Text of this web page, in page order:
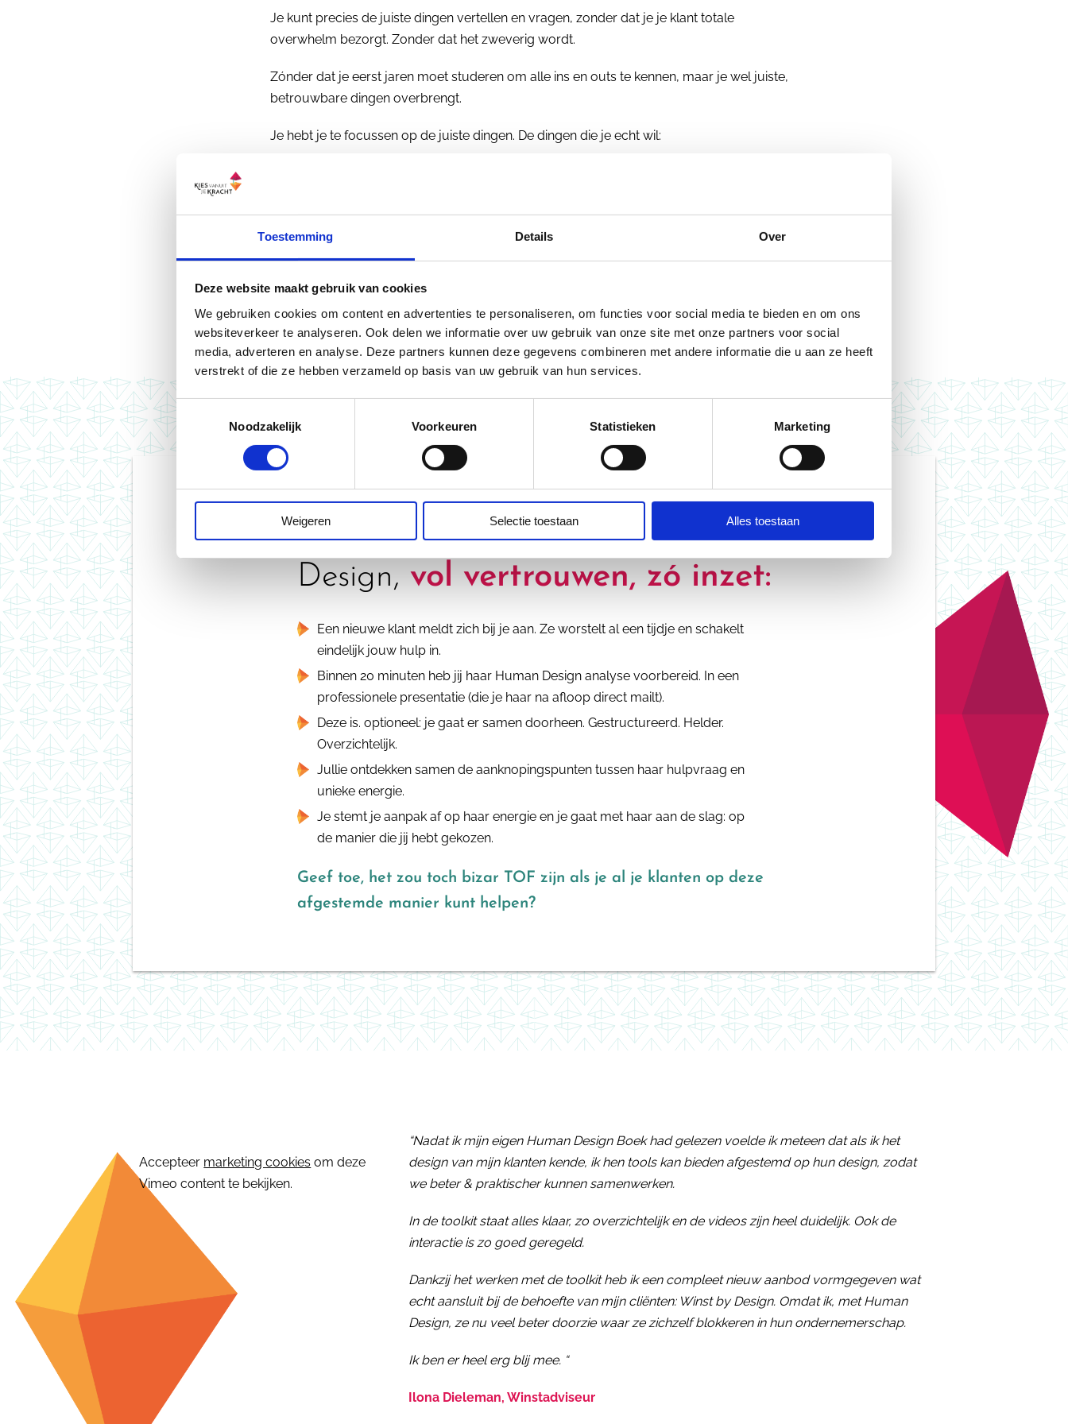
Toestemming Details Over
Deze website maakt gebruik van cookies
We gebruiken cookies om content en advertenties te personaliseren, om functies voor social media te bieden en om ons
websiteverkeer te analyseren. Ook delen we informatie over uw gebruik van onze site met onze partners voor social
media, adverteren en analyse. Deze partners kunnen deze gegevens combineren met andere informatie die u aan ze heeft
verstrekt of die ze hebben verzameld op basis van uw gebruik van hun services.
Toestemmingsselectie
Noodzakelijk
Voorkeuren Statistieken Marketing
Weigeren Selectie toestaan Alles toestaan
Je kunt precies de juiste dingen vertellen en vragen, zonder dat je je klant totale
overwhelm bezorgt. Zonder dat het zweverig wordt.
Zónder dat je eerst jaren moet studeren om alle ins en outs te kennen, maar je wel juiste,
betrouwbare dingen overbrengt.
Je hebt je te focussen op de juiste dingen. De dingen die je echt wil:
Zodat de persoon die je begeleidt zich 100% gezien voelt en sneller
in beweging komt.
Stel je eens voor dat je Human
Design, vol vertrouwen, zó inzet:
Een nieuwe klant meldt zich bij je aan. Ze worstelt al een tijdje en schakelt
eindelijk jouw hulp in.
Binnen 20 minuten heb jij haar Human Design analyse voorbereid. In een
professionele presentatie (die je haar na afloop direct mailt).
Deze is. optioneel: je gaat er samen doorheen. Gestructureerd. Helder.
Overzichtelijk.
Jullie ontdekken samen de aanknopingspunten tussen haar hulpvraag en
unieke energie.
Je stemt je aanpak af op haar energie en je gaat met haar aan de slag: op
de manier die jij hebt gekozen.
Geef toe, het zou toch bizar TOF zijn als je al je klanten op deze
afgestemde manier kunt helpen?
⋯
Accepteer marketing cookies om deze
Vimeo content te bekijken.
“Nadat ik mijn eigen Human Design Boek had gelezen voelde ik meteen dat als ik het
design van mijn klanten kende, ik hen tools kan bieden afgestemd op hun design, zodat
we beter & praktischer kunnen samenwerken.
In de toolkit staat alles klaar, zo overzichtelijk en de videos zijn heel duidelijk. Ook de
interactie is zo goed geregeld.
Dankzij het werken met de toolkit heb ik een compleet nieuw aanbod vormgegeven wat
echt aansluit bij de behoefte van mijn cliënten: Winst by Design. Omdat ik, met Human
Design, ze nu veel beter doorzie waar ze zichzelf blokkeren in hun ondernemerschap.
Ik ben er heel erg blij mee. “
Ilona Dieleman, Winstadviseur